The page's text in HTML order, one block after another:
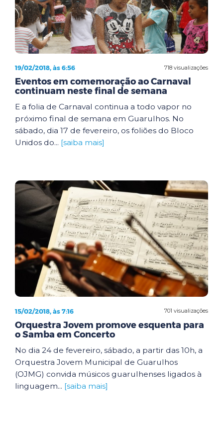
718 visualizações
19/02/2018, às 6:56
Eventos em comemoração ao Carnaval
continuam neste final de semana
E a folia de Carnaval continua a todo vapor no
próximo final de semana em Guarulhos. No
sábado, dia 17 de fevereiro, os foliões do Bloco
Unidos do... [saiba mais]
701 visualizações
15/02/2018, às 7:16
Orquestra Jovem promove esquenta para
o Samba em Concerto
No dia 24 de fevereiro, sábado, a partir das 10h, a
Orquestra Jovem Municipal de Guarulhos
(OJMG) convida músicos guarulhenses ligados à
linguagem... [saiba mais]